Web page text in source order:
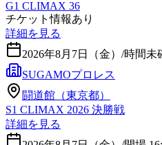
G1 CLIMAX 36
チケット情報あり
詳細を見る
2026年8月7日（金） /時間未
SUGAMOプロレス
闘道館（東京都）
S1 CLIMAX 2026 決勝戦
詳細を見る